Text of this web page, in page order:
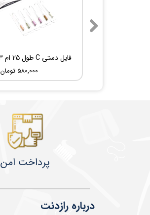
فایل دستی C طول 25 ام 3 M3 C-File
۵۸۰,۰۰۰ تومان
درباره رازدنت
پرداخت امن